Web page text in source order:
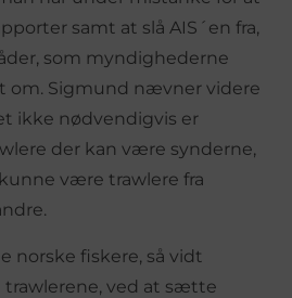
samt at slå AIS´en fra,
som myndighederne
om. Sigmund nævner videre
ikke nødvendigvis er
der kan være synderne,
være trawlere fra
norske fiskere, så vidt
ved at sætte